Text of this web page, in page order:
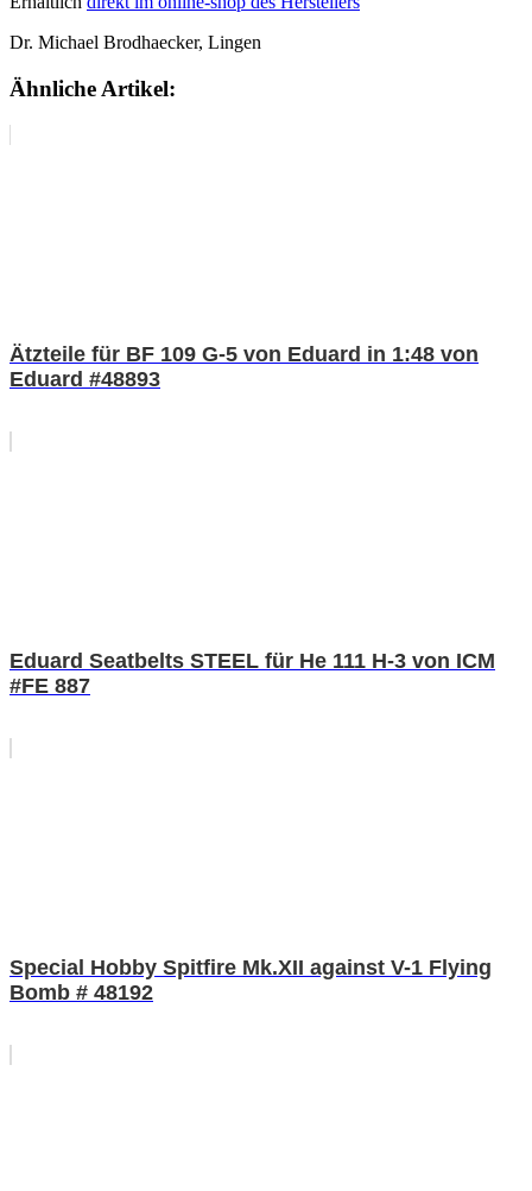
Dr. Michael Brodhaecker, Lingen
Ähnliche Artikel:
Ätzteile für BF 109 G-5 von Eduard in 1:48 von
Eduard #48893
Eduard Seatbelts STEEL für He 111 H-3 von ICM
#FE 887
Special Hobby Spitfire Mk.XII against V-1 Flying
Bomb # 48192